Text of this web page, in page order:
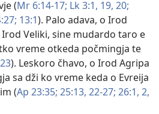
(Mr 6:14-17; Lk 3:1, 19, 20;
13:1). Palo adava, o Irod
Veliki, sine mudardo taro e
vreme otkeda počmingja te
). Leskoro čhavo, o Irod Agripa
sa dži ko vreme keda o Evreija
(Ap 23:35; 25:13, 22-27; 26:1, 2,